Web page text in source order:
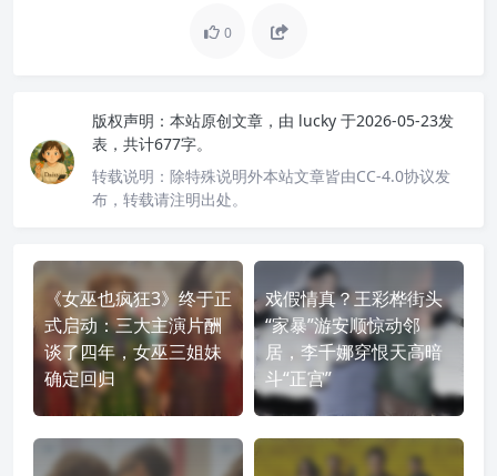
0
版权声明： 本站原创文章，由 lucky 于2026-05-23发
表，共计677字。
转载说明： 除特殊说明外本站文章皆由CC-4.0协议发
布，转载请注明出处。
《女巫也疯狂3》终于正
式启动：三大主演片酬
谈了四年，女巫三姐妹
确定回归
戏假情真？王彩桦街头
“家暴”游安顺惊动邻
居，李千娜穿恨天高暗
斗“正宫”